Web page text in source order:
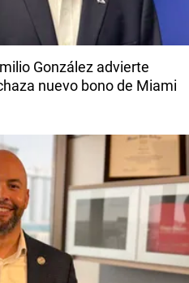
González advierte
nuevo bono de Miami